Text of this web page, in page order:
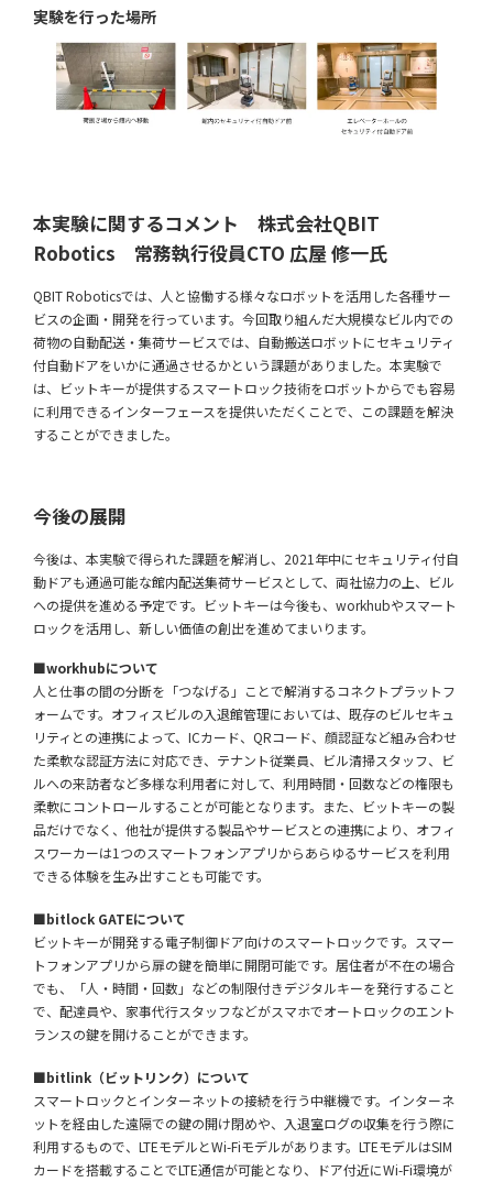
実験を行った場所
本実験に関するコメント 株式会社QBIT
Robotics 常務執行役員CTO 広屋 修一氏
QBIT Roboticsでは、人と協働する様々なロボットを活用した各種サー
ビスの企画・開発を行っています。今回取り組んだ大規模なビル内での
荷物の自動配送・集荷サービスでは、自動搬送ロボットにセキュリティ
付自動ドアをいかに通過させるかという課題がありました。本実験で
は、ビットキーが提供するスマートロック技術をロボットからでも容易
に利用できるインターフェースを提供いただくことで、この課題を解決
することができました。
今後の展開
今後は、本実験で得られた課題を解消し、2021年中にセキュリティ付自
動ドアも通過可能な館内配送集荷サービスとして、両社協力の上、ビル
への提供を進める予定です。ビットキーは今後も、workhubやスマート
ロックを活用し、新しい価値の創出を進めてまいります。
■workhubについて
人と仕事の間の分断を「つなげる」ことで解消するコネクトプラットフ
ォームです。オフィスビルの入退館管理においては、既存のビルセキュ
リティとの連携によって、ICカード、QRコード、顔認証など組み合わせ
た柔軟な認証方法に対応でき、テナント従業員、ビル清掃スタッフ、ビ
ルへの来訪者など多様な利用者に対して、利用時間・回数などの権限も
柔軟にコントロールすることが可能となります。また、ビットキーの製
品だけでなく、他社が提供する製品やサービスとの連携により、オフィ
スワーカーは1つのスマートフォンアプリからあらゆるサービスを利用
できる体験を生み出すことも可能です。
■bitlock GATEについて
ビットキーが開発する電子制御ドア向けのスマートロックです。スマー
トフォンアプリから扉の鍵を簡単に開閉可能です。居住者が不在の場合
でも、「人・時間・回数」などの制限付きデジタルキーを発行すること
で、配達員や、家事代行スタッフなどがスマホでオートロックのエント
ランスの鍵を開けることができます。
■bitlink（ビットリンク）について
スマートロックとインターネットの接続を行う中継機です。インターネ
ットを経由した遠隔での鍵の開け閉めや、入退室ログの収集を行う際に
利用するもので、LTEモデルとWi-Fiモデルがあります。LTEモデルはSIM
カードを搭載することでLTE通信が可能となり、ドア付近にWi-Fi環境が